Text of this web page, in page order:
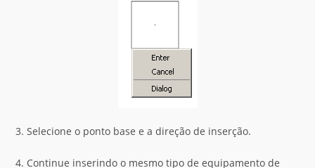
3. Selecione o ponto base e a direção de inserção.
4. Continue inserindo o mesmo tipo de equipamento de